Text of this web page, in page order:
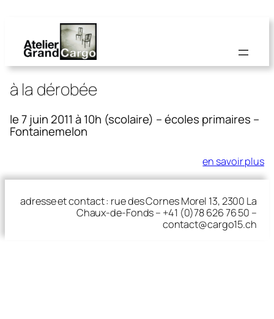
à la dérobée
le 7 juin 2011 à 10h (scolaire) – écoles primaires –
Fontainemelon
en savoir plus
adresse et contact : rue des Cornes Morel 13, 2300 La
Chaux-de-Fonds – +41 (0)78 626 76 50 –
contact@cargo15.ch